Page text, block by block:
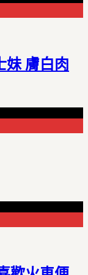
妹 膚白肉